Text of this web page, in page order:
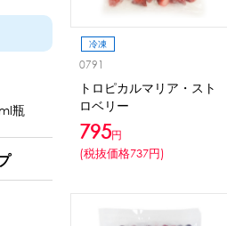
ーブアイススライサー カートリッジ
ノンアルドリンク
瓶
冷凍
0791
トロピカルマリア・スト
ロベリー
795円
(税抜価格737円)